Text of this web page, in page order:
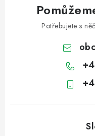
Potřebujete s